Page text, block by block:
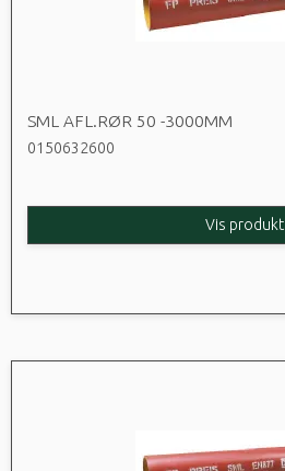
SML AFL.RØR 50 -3000MM
0150632600
Vis produkt